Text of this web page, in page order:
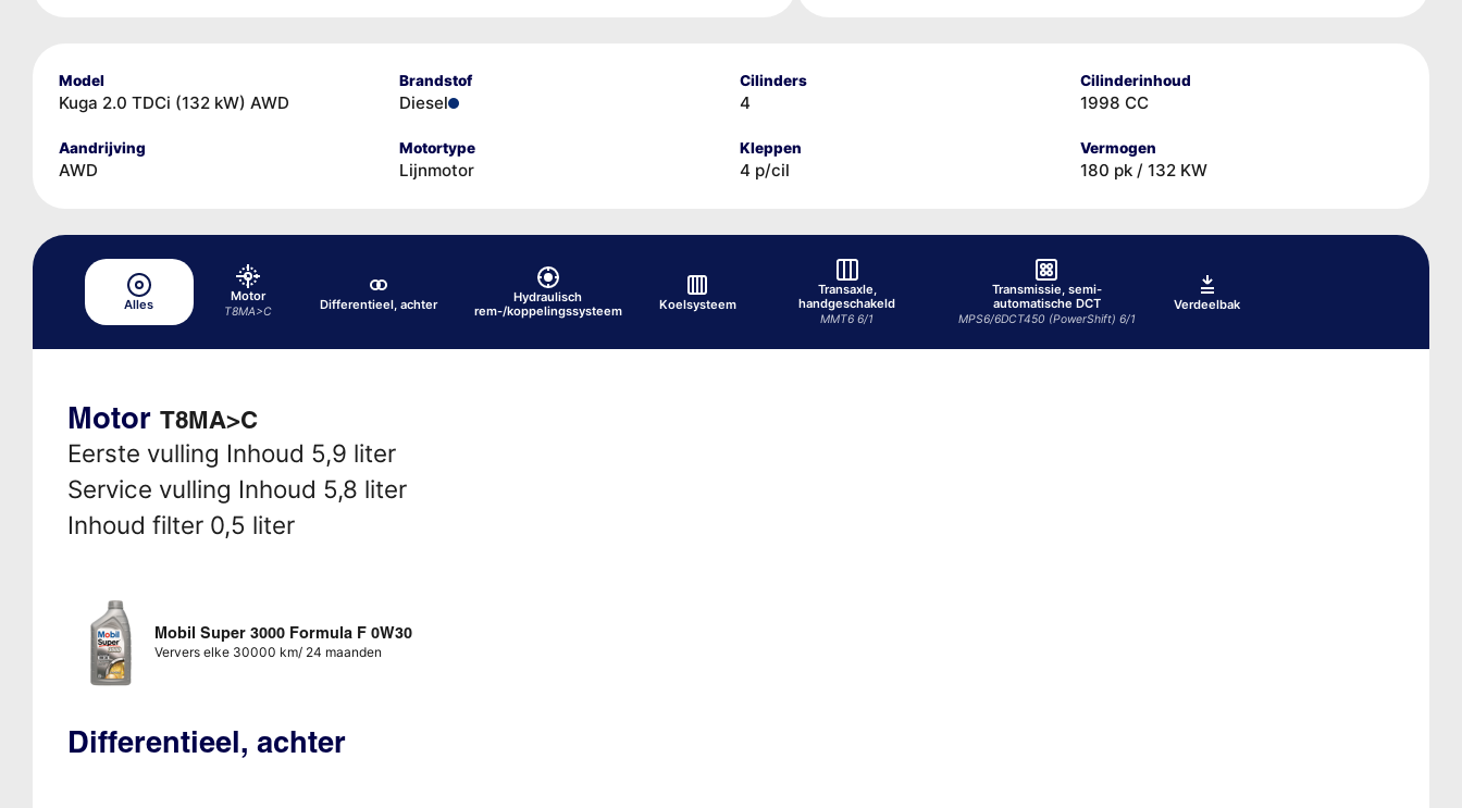
Model
Kuga 2.0 TDCi (132 kW) AWD
Brandstof
Diesel
Cilinders
4
Cilinderinhoud
1998 CC
Aandrijving
AWD
Motortype
Lijnmotor
Kleppen
4 p/cil
Vermogen
180 pk / 132 KW
Alles
Motor
T8MA>C Differentieel, achter
Hydraulisch
rem-/koppelingssysteem
Koelsysteem
Transaxle,
handgeschakeld
MMT6 6/1
Transmissie, semi-
automatische DCT
MPS6/6DCT450 (PowerShift) 6/1
Verdeelbak
Motor T8MA>C
Eerste vulling Inhoud 5,9 liter
Service vulling Inhoud 5,8 liter
Inhoud filter 0,5 liter
Mobil Super 3000 Formula F 0W30
Ververs elke 30000 km/ 24 maanden
Differentieel, achter